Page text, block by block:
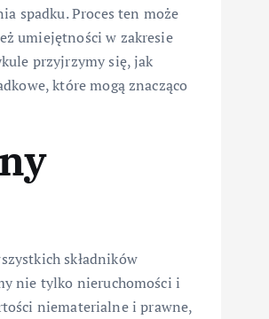
spadku. Proces ten może
umiejętności w zakresie
przyjrzymy się, jak
które mogą znacząco
składników
nie tylko nieruchomości i
niematerialne i prawne,